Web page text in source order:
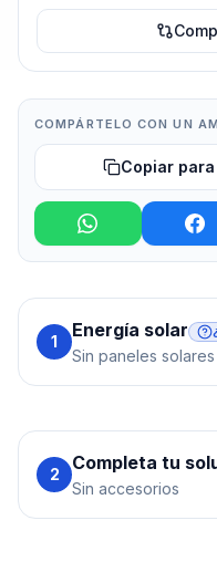
COMPÁRTELO CON UN
Copiar
1
Energía solar
Sin paneles solares
2
Completa tu
Sin accesorios